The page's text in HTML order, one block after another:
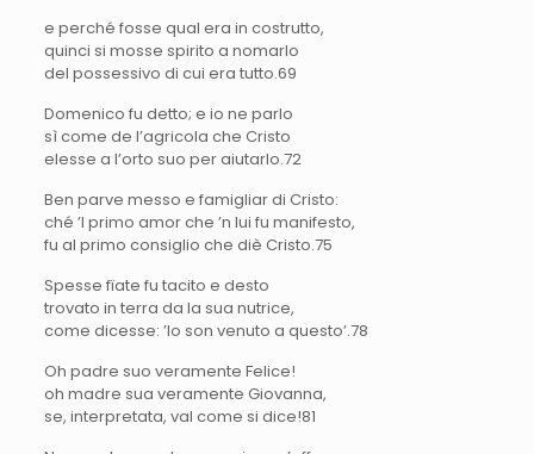
e perché fosse qual era in costrutto,
quinci si mosse spirito a nomarlo
del possessivo di cui era tutto.69
Domenico fu detto; e io ne parlo
sì come de l’agricola che Cristo
elesse a l’orto suo per aiutarlo.72
Ben parve messo e famigliar di Cristo:
ché ’l primo amor che ’n lui fu manifesto,
fu al primo consiglio che diè Cristo.75
Spesse fïate fu tacito e desto
trovato in terra da la sua nutrice,
come dicesse: ’Io son venuto a questo’.78
Oh padre suo veramente Felice!
oh madre sua veramente Giovanna,
se, interpretata, val come si dice!81